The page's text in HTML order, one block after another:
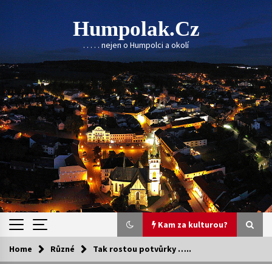
Skip
to
content
Humpolak.cz
. . . . . nejen o Humpolci a okolí
Kam za kulturou?
Kam za kulturou?
Home Různé Tak rostou potvůrky …..